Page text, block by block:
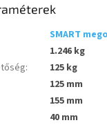
SMART
1.246 kg
:
125 kg
125 mm
155 mm
40 mm